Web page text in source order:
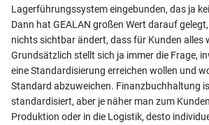
Lagerführungssystem eingebunden, das ja
Dann hat GEALAN großen Wert darauf
nichts sichtbar ändert, dass für Kunden alles
Grundsätzlich stellt sich ja immer die Frage,
eine Standardisierung erreichen wollen und
Standard abzuweichen. Finanzbuchhaltung
standardisiert, aber je näher man zum
Produktion oder in die Logistik, desto